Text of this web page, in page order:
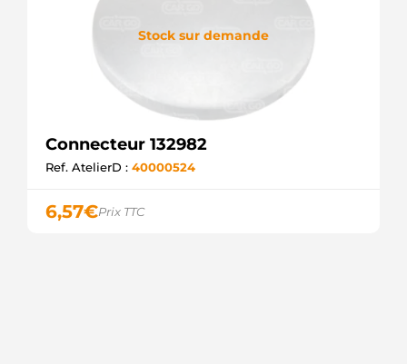
Stock sur demande
Connecteur 132982
Ref. AtelierD : 40000524
6,57€Prix TTC